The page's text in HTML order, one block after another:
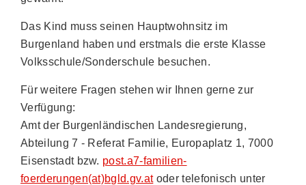
Das Kind muss seinen Hauptwohnsitz im
Burgenland haben und erstmals die erste Klasse
Volksschule/Sonderschule besuchen.
Für weitere Fragen stehen wir Ihnen gerne zur
Verfügung:
Amt der Burgenländischen Landesregierung,
Abteilung 7 - Referat Familie, Europaplatz 1, 7000
Eisenstadt bzw. post.a7-familien-
foerderungen(at)bgld.gv.atoder telefonisch unter